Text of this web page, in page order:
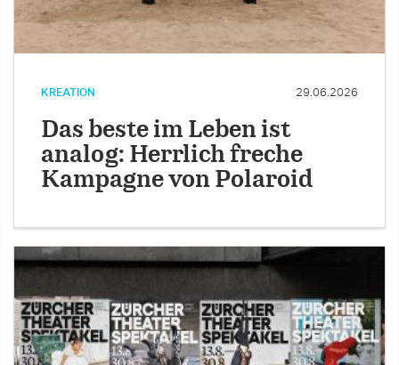
KREATION 29.06.2026
Das beste im Leben ist
analog: Herrlich freche
Kampagne von Polaroid